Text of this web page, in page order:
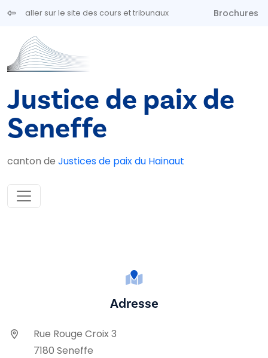
Aller au contenu principal
aller sur le site des cours et tribunaux Brochures
Justice de paix de
Seneffe
canton de Justices de paix du Hainaut
Adresse
Rue Rouge Croix 3
7180 Seneffe